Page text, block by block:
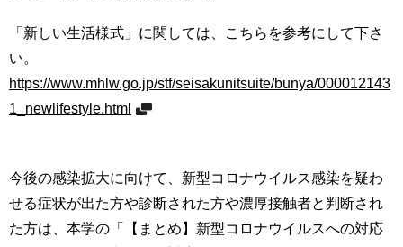
「新しい生活様式」に関しては、こちらを参考にして下さ
い。
https://www.mhlw.go.jp/stf/seisakunitsuite/bunya/000012143
1_newlifestyle.html
今後の感染拡大に向けて、新型コロナウイルス感染を疑わ
せる症状が出た方や診断された方や濃厚接触者と判断され
た方は、本学の「【まとめ】新型コロナウイルスへの対応